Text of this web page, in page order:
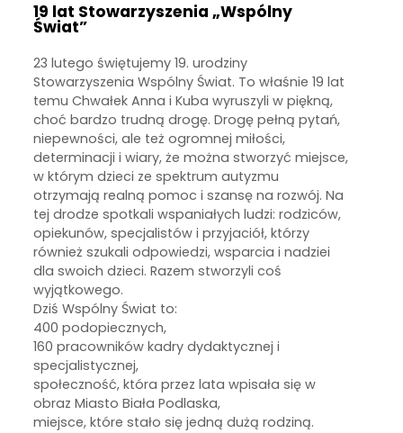
19 lat Stowarzyszenia „Wspólny
Świat”
23 lutego świętujemy 19. urodziny
Stowarzyszenia Wspólny Świat. To właśnie 19 lat
temu Chwałek Anna i Kuba wyruszyli w piękną,
choć bardzo trudną drogę. Drogę pełną pytań,
niepewności, ale też ogromnej miłości,
determinacji i wiary, że można stworzyć miejsce,
w którym dzieci ze spektrum autyzmu
otrzymają realną pomoc i szansę na rozwój. Na
tej drodze spotkali wspaniałych ludzi: rodziców,
opiekunów, specjalistów i przyjaciół, którzy
również szukali odpowiedzi, wsparcia i nadziei
dla swoich dzieci. Razem stworzyli coś
wyjątkowego.
Dziś Wspólny Świat to:
400 podopiecznych,
️160 pracowników kadry dydaktycznej i
specjalistycznej,
społeczność, która przez lata wpisała się w
obraz Miasto Biała Podlaska,
miejsce, które stało się jedną dużą rodziną.